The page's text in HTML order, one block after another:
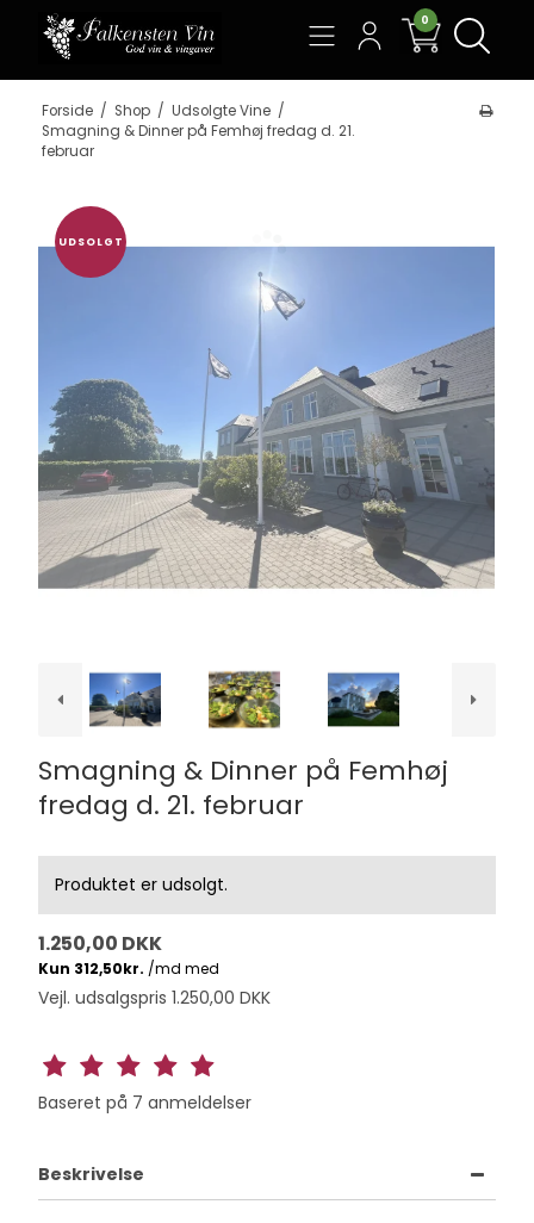
0
Forside / Shop / Udsolgte Vine /
Smagning & Dinner på Femhøj fredag d. 21.
februar
UDSOLGT
Smagning & Dinner på Femhøj
fredag d. 21. februar
Produktet er udsolgt.
1.250,00 DKK
Vejl. udsalgspris 1.250,00 DKK
Baseret på 7 anmeldelser
Beskrivelse